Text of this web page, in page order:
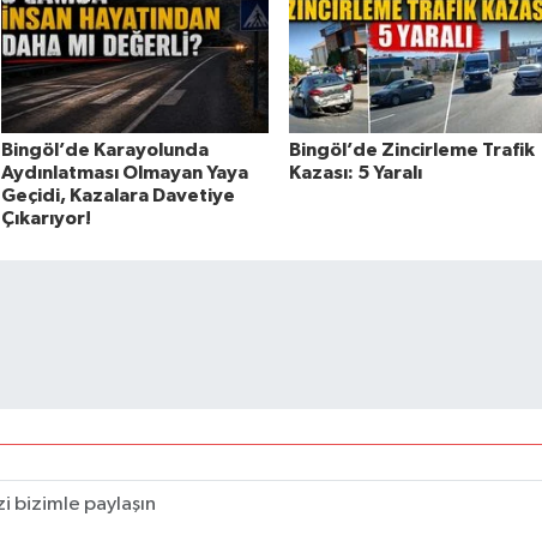
Bingöl’de Karayolunda
Aydınlatması Olmayan Yaya
Geçidi, Kazalara Davetiye
Çıkarıyor!
Bingöl’de Zincirleme Trafik
Kazası: 5 Yaralı